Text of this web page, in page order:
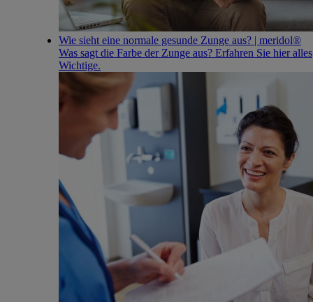
Wie sieht eine normale gesunde Zunge aus? | meridol®
Was sagt die Farbe der Zunge aus? Erfahren Sie hier alles
Wichtige.